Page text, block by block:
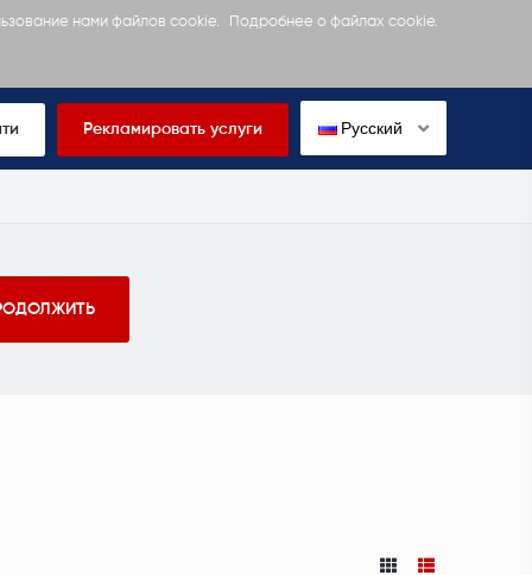
нами файлов cookie. Подробнее о файлах cookie.
Рекламировать услуги Русский